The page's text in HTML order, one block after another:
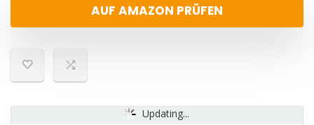
AUF AMAZON PRÜFEN
Updating...